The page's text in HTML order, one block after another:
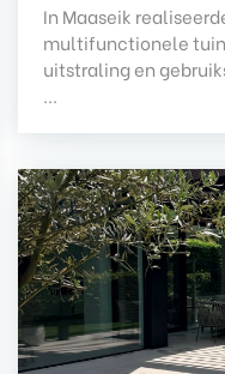
In Maaseik
multifunctionele
uitstraling en
...